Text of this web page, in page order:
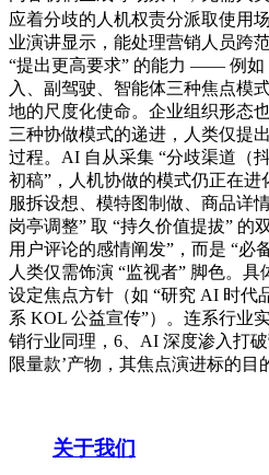
应着分歧的人机权责分派取使用
业演讲显示，能处理营销人员跨
“提出更高要求” 的能力 —— 例如
入、副驾驶、智能体三种焦点模
地的尺度化使命。企业组织形态
三种协做模式的递进，人类仅提
过程。AI 自从采集 “分歧渠道（
初稿”，人机协做的模式仍正在
服拆设想、模特图制做、商品详
岗亭调整” 取 “持久价值提拔” 的
用户评论的感情阐发”，而是 “必
人类仅需饰演 “监视者” 脚色。
设定焦点方针（如 “研究 AI 时代
系 KOL 公益宣传”）。连系行业
销行业同理，6、AI 深度渗入打
限量款’产物，其焦点演进标的
关于我们